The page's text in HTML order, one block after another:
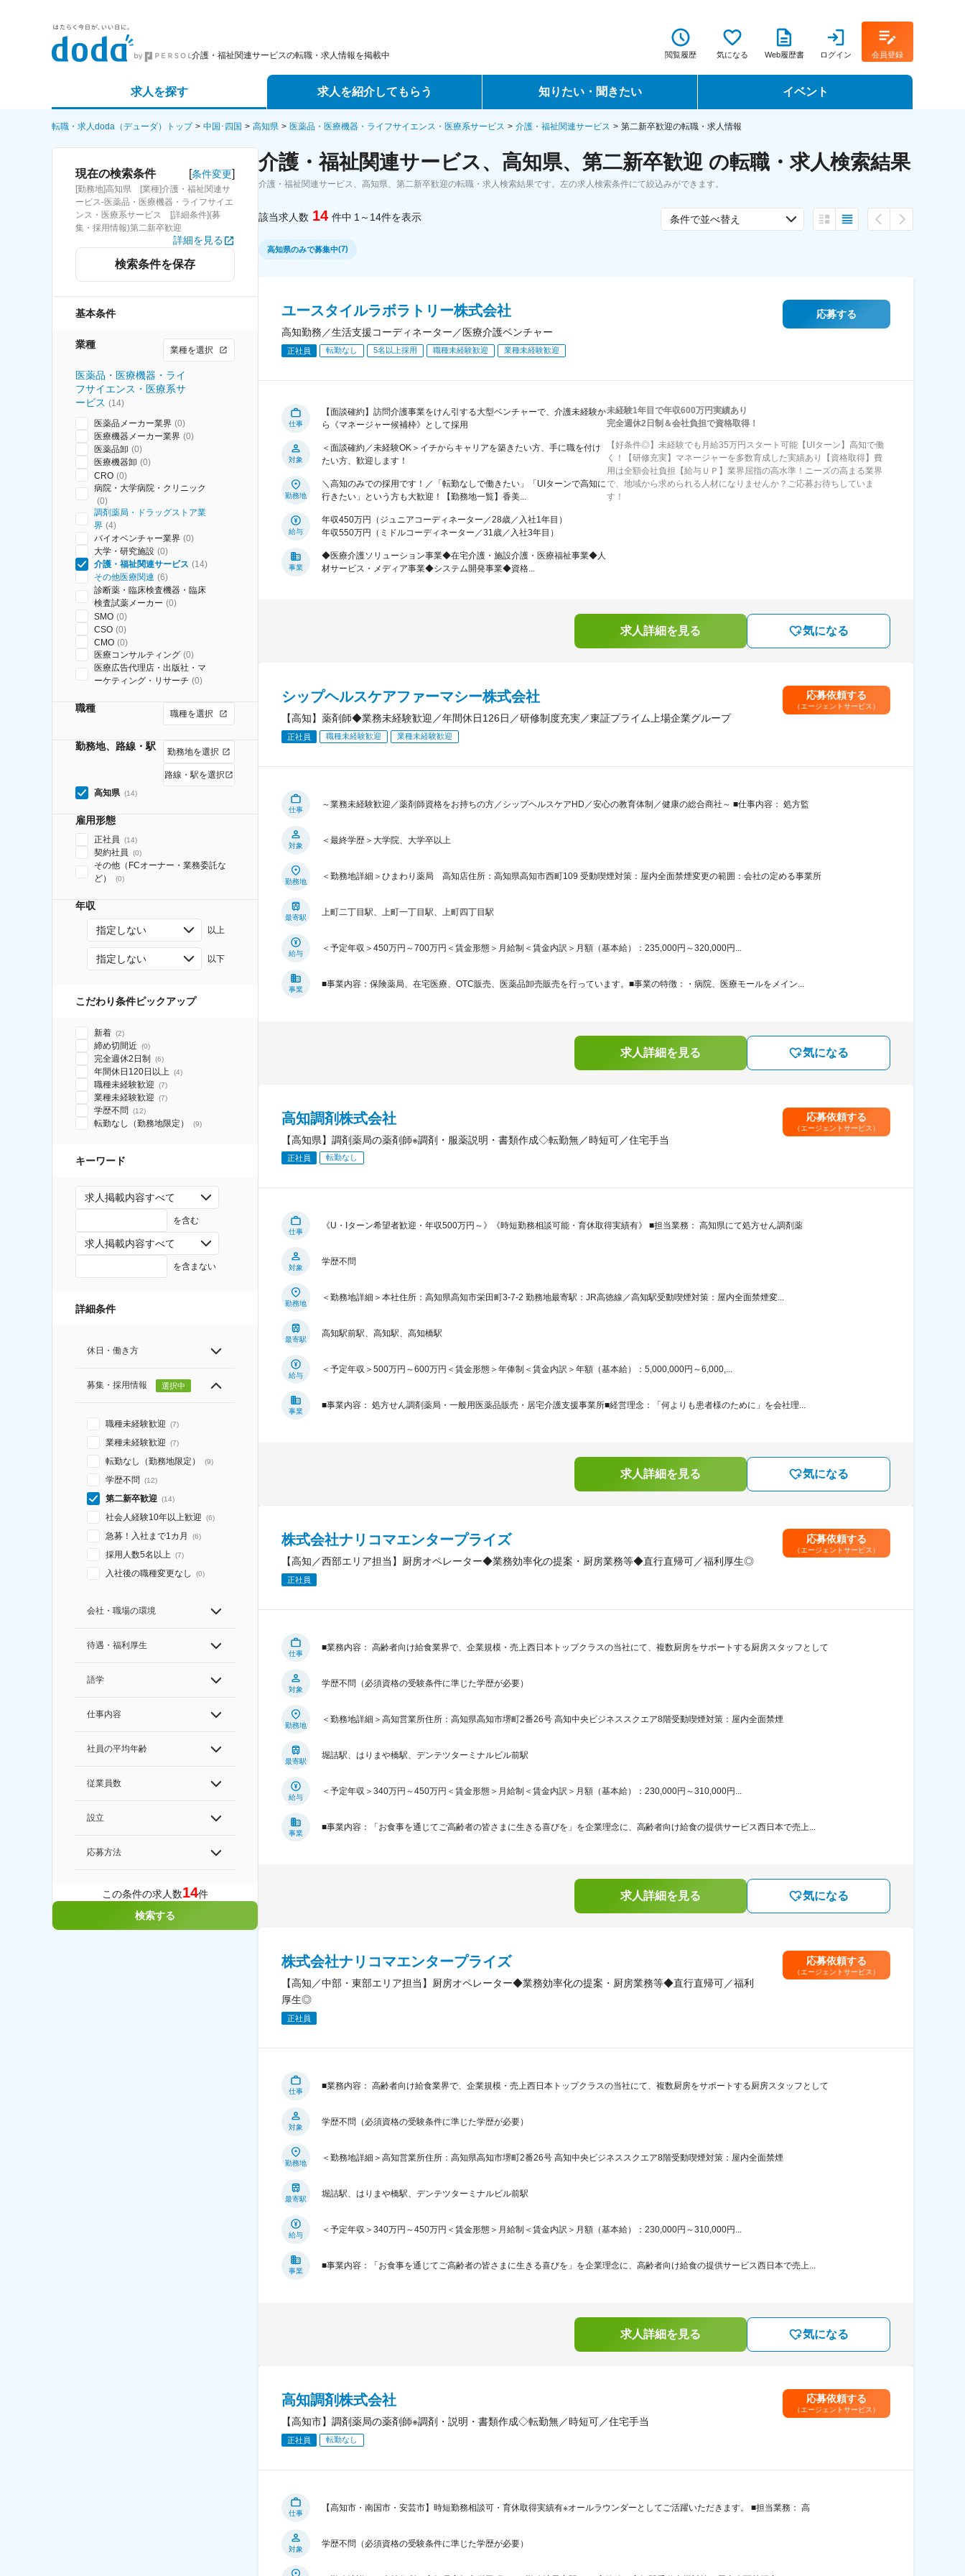
介護・福祉関連サービスの転職・求人情報を掲載中 閲覧履歴 気になる Web履歴書 ログイン 会員登録
求人を探す
詳細条件から探す
求人特集から探す
求人を紹介してもらう
エージェントサービス
スカウトサービス
知りたい・聞きたい
転職ノウハウ
データで見る転職
イベント
転職イベント・転職セミナー
転職フェア
転職・求人doda（デューダ）トップ 中国･四国 高知県 医薬品・医療機器・ライフサイエンス・医療系サービス 介護・福祉関連サービス 第二新卒歓迎の転職・求人情報
現在の検索条件 [条件変更]
[勤務地]高知県 [業種]介護・福祉関連サ
ービス-医薬品・医療機器・ライフサイエ
ンス・医療系サービス [詳細条件](募
集・採用情報)第二新卒歓迎
詳細を見る
検索条件を保存
基本条件
業種 業種を選択
医薬品・医療機器・ライ
フサイエンス・医療系サ
ービス (14)
医薬品メーカー業界 (0)
医療機器メーカー業界 (0)
医薬品卸 (0)
医療機器卸 (0)
CRO (0)
病院・大学病院・クリニック
(0)
調剤薬局・ドラッグストア業
界 (4)
バイオベンチャー業界 (0)
大学・研究施設 (0)
介護・福祉関連サービス (14)
その他医療関連 (6)
診断薬・臨床検査機器・臨床
検査試薬メーカー (0)
SMO (0)
CSO (0)
CMO (0)
医療コンサルティング (0)
医療広告代理店・出版社・マ
ーケティング・リサーチ (0)
職種 職種を選択
勤務地、路線・駅 勤務地を選択
路線・駅を選択
高知県 (14)
雇用形態
正社員 (14)
契約社員 (0)
その他（FCオーナー・業務委託な
ど）
(0)
年収
指定しない 以上
指定しない 以下
こだわり条件ピックアップ
新着 (2)
締め切間近 (0)
完全週休2日制 (6)
年間休日120日以上 (4)
職種未経験歓迎 (7)
業種未経験歓迎 (7)
学歴不問 (12)
転勤なし（勤務地限定） (9)
キーワード
求人掲載内容すべて
を含む
求人掲載内容すべて
を含まない
詳細条件
休日・働き方
募集・採用情報 選択中
職種未経験歓迎 (7)
業種未経験歓迎 (7)
転勤なし（勤務地限定） (9)
学歴不問 (12)
第二新卒歓迎 (14)
社会人経験10年以上歓迎 (6)
急募！入社まで1カ月 (6)
採用人数5名以上 (7)
入社後の職種変更なし (0)
会社・職場の環境
待遇・福利厚生
語学
仕事内容
社員の平均年齢
従業員数
設立
応募方法
この条件の求人数14件
検索する
介護・福祉関連サービス、高知県、第二新卒歓迎 の転職・求人検索結果
介護・福祉関連サービス、高知県、第二新卒歓迎の転職・求人検索結果です。左の求人検索条件にて絞込みができます。
該当求人数 14 件中 1～14件を表示 条件で並べ替え
高知県のみで募集中(7)
ユースタイルラボラトリー株式会社
高知勤務／生活支援コーディネーター／医療介護ベンチャー
正社員 転勤なし 5名以上採用 職種未経験歓迎 業種未経験歓迎
応募する
仕事
【面談確約】訪問介護事業をけん引する大型ベンチャーで、介護未経験か
ら《マネージャー候補枠》として採用
対象
＜面談確約／未経験OK＞イチからキャリアを築きたい方、手に職を付け
たい方、歓迎します！
勤務地
＼高知のみでの採用です！／「転勤なしで働きたい」「UIターンで高知に
行きたい」という方も大歓迎！【勤務地一覧】香美...
給与
年収450万円（ジュニアコーディネーター／28歳／入社1年目）
年収550万円（ミドルコーディネーター／31歳／入社3年目）
事業
◆医療介護ソリューション事業◆在宅介護・施設介護・医療福祉事業◆人
材サービス・メディア事業◆システム開発事業◆資格...
未経験1年目で年収600万円実績あり
完全週休2日制＆会社負担で資格取得！
【好条件◎】未経験でも月給35万円スタート可能【UIターン】高知で働
く！【研修充実】マネージャーを多数育成した実績あり【資格取得】費
用は全額会社負担【給与ＵＰ】業界屈指の高水準！ニーズの高まる業界
で、地域から求められる人材になりませんか？ご応募お待ちしていま
す！
求人詳細を見る 気になる
シップヘルスケアファーマシー株式会社
【高知】薬剤師◆業務未経験歓迎／年間休日126日／研修制度充実／東証プライム上場企業グループ
正社員 職種未経験歓迎 業種未経験歓迎
応募依頼する
（エージェントサービス）
仕事
～業務未経験歓迎／薬剤師資格をお持ちの方／シップヘルスケアHD／安心の教育体制／健康の総合商社～ ■仕事内容： 処方監
対象
＜最終学歴＞大学院、大学卒以上
勤務地
＜勤務地詳細＞ひまわり薬局 高知店住所：高知県高知市西町109 受動喫煙対策：屋内全面禁煙変更の範囲：会社の定める事業所
最寄駅
上町二丁目駅、上町一丁目駅、上町四丁目駅
給与
＜予定年収＞450万円～700万円＜賃金形態＞月給制＜賃金内訳＞月額（基本給）：235,000円～320,000円...
事業
■事業内容：保険薬局、在宅医療、OTC販売、医薬品卸売販売を行っています。■事業の特徴：・病院、医療モールをメイン...
求人詳細を見る 気になる
高知調剤株式会社
【高知県】調剤薬局の薬剤師※調剤・服薬説明・書類作成◇転勤無／時短可／住宅手当
正社員 転勤なし
応募依頼する
（エージェントサービス）
仕事
《U・Iターン希望者歓迎・年収500万円～》《時短勤務相談可能・育休取得実績有》 ■担当業務： 高知県にて処方せん調剤薬
対象
学歴不問
勤務地
＜勤務地詳細＞本社住所：高知県高知市栄田町3-7-2 勤務地最寄駅：JR高徳線／高知駅受動喫煙対策：屋内全面禁煙変...
最寄駅
高知駅前駅、高知駅、高知橋駅
給与
＜予定年収＞500万円～600万円＜賃金形態＞年俸制＜賃金内訳＞年額（基本給）：5,000,000円～6,000,...
事業
■事業内容： 処方せん調剤薬局・一般用医薬品販売・居宅介護支援事業所■経営理念：「何よりも患者様のために」を会社理...
求人詳細を見る 気になる
株式会社ナリコマエンタープライズ
【高知／西部エリア担当】厨房オペレーター◆業務効率化の提案・厨房業務等◆直行直帰可／福利厚生◎
正社員
応募依頼する
（エージェントサービス）
仕事
■業務内容： 高齢者向け給食業界で、企業規模・売上西日本トップクラスの当社にて、複数厨房をサポートする厨房スタッフとして
対象
学歴不問（必須資格の受験条件に準じた学歴が必要）
勤務地
＜勤務地詳細＞高知営業所住所：高知県高知市堺町2番26号 高知中央ビジネススクエア8階受動喫煙対策：屋内全面禁煙
最寄駅
堀詰駅、はりまや橋駅、デンテツターミナルビル前駅
給与
＜予定年収＞340万円～450万円＜賃金形態＞月給制＜賃金内訳＞月額（基本給）：230,000円～310,000円...
事業
■事業内容：「お食事を通じてご高齢者の皆さまに生きる喜びを」を企業理念に、高齢者向け給食の提供サービス西日本で売上...
求人詳細を見る 気になる
株式会社ナリコマエンタープライズ
【高知／中部・東部エリア担当】厨房オペレーター◆業務効率化の提案・厨房業務等◆直行直帰可／福利
厚生◎
正社員
応募依頼する
（エージェントサービス）
仕事
■業務内容： 高齢者向け給食業界で、企業規模・売上西日本トップクラスの当社にて、複数厨房をサポートする厨房スタッフとして
対象
学歴不問（必須資格の受験条件に準じた学歴が必要）
勤務地
＜勤務地詳細＞高知営業所住所：高知県高知市堺町2番26号 高知中央ビジネススクエア8階受動喫煙対策：屋内全面禁煙
最寄駅
堀詰駅、はりまや橋駅、デンテツターミナルビル前駅
給与
＜予定年収＞340万円～450万円＜賃金形態＞月給制＜賃金内訳＞月額（基本給）：230,000円～310,000円...
事業
■事業内容：「お食事を通じてご高齢者の皆さまに生きる喜びを」を企業理念に、高齢者向け給食の提供サービス西日本で売上...
求人詳細を見る 気になる
高知調剤株式会社
【高知市】調剤薬局の薬剤師※調剤・説明・書類作成◇転勤無／時短可／住宅手当
正社員 転勤なし
応募依頼する
（エージェントサービス）
仕事
【高知市・南国市・安芸市】時短勤務相談可・育休取得実績有※オールラウンダーとしてご活躍いただきます。 ■担当業務： 高
対象
学歴不問（必須資格の受験条件に準じた学歴が必要）